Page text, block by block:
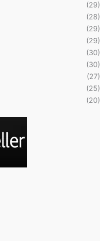
(29)
(28)
(29)
(29)
(30)
(30)
(27)
(25)
(20)